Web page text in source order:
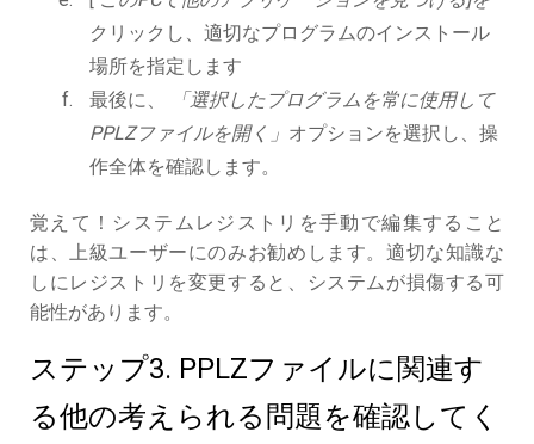
クリックし、適切なプログラムのインストール
場所を指定します
最後に、
「選択したプログラムを常に使用して
PPLZファイルを開く」 オプションを選択し、操
作全体を確認します。
覚えて！システムレジストリを手動で編集すること
は、上級ユーザーにのみお勧めします。適切な知識な
しにレジストリを変更すると、システムが損傷する可
能性があります。
ステップ3. PPLZファイルに関連す
る他の考えられる問題を確認してく